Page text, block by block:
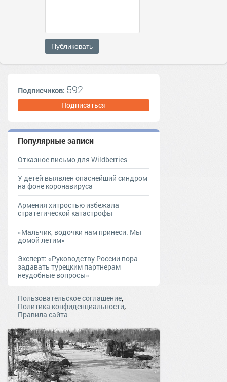
Публиковать
Подписчиков: 592
Подписаться
Популярные записи
Отказное письмо для Wildberries
У детей выявлен опаснейший синдром
на фоне коронавируса
Армения хитростью избежала
стратегической катастрофы
«Мальчик, водочки нам принеси. Мы
домой летим»
Эксперт: «Руководству России пора
задавать турецким партнерам
неудобные вопросы»
Пользовательское соглашение,
Политика конфиденциальности,
Правила сайта